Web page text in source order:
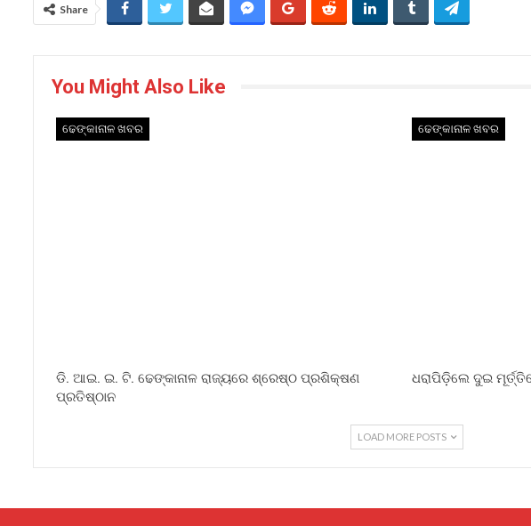
Share
You Might Also Like
ଢେଙ୍କାନାଳ ଖବର
ଡି. ଆଇ. ଇ. ଟି. ଢେଙ୍କାନାଳ ରାଜ୍ୟରେ ଶ୍ରେଷ୍ଠ ପ୍ରଶିକ୍ଷଣ
ପ୍ରତିଷ୍ଠାନ
ଢେଙ୍କାନାଳ ଖବର
ଧରାପିଡ଼ିଲେ ଦୁଇ
LOAD MORE POSTS